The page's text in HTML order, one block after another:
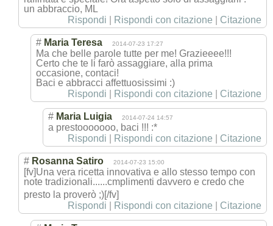
un abbraccio, ML
Rispondi
Rispondi con citazione Citazione
# Maria Teresa 2014-07-23 17:27
Ma che belle parole tutte per me! Grazieeee!!!
Certo che te li farò assaggiare, alla prima
occasione, contaci!
Baci e abbracci affettuosissimi :)
Rispondi
Rispondi con citazione Citazione
# Maria Luigia 2014-07-24 14:57
a prestooooooo, baci !!! :*
Rispondi
Rispondi con citazione Citazione
# Rosanna Satiro 2014-07-23 15:00
[fv]Una vera ricetta innovativa e allo stesso tempo con
note tradizionali......cmplimenti davvero e credo che
presto la proverò ;)[/fv]
Rispondi
Rispondi con citazione Citazione